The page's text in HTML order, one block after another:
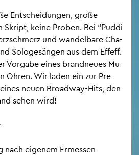
Ent­schei­dun­gen, große
Skript, keine Pro­ben. Bei “Puddi
und wan­del­ba­re Cha­
So­lo­ge­sän­gen aus dem Eff­eff.
Vor­ga­be eines brand­neu­es Mu­
Ohren. Wir laden ein zur Pre­
neuen Broad­way-Hits, den
sehen wird!
nach ei­ge­nem Er­mes­sen